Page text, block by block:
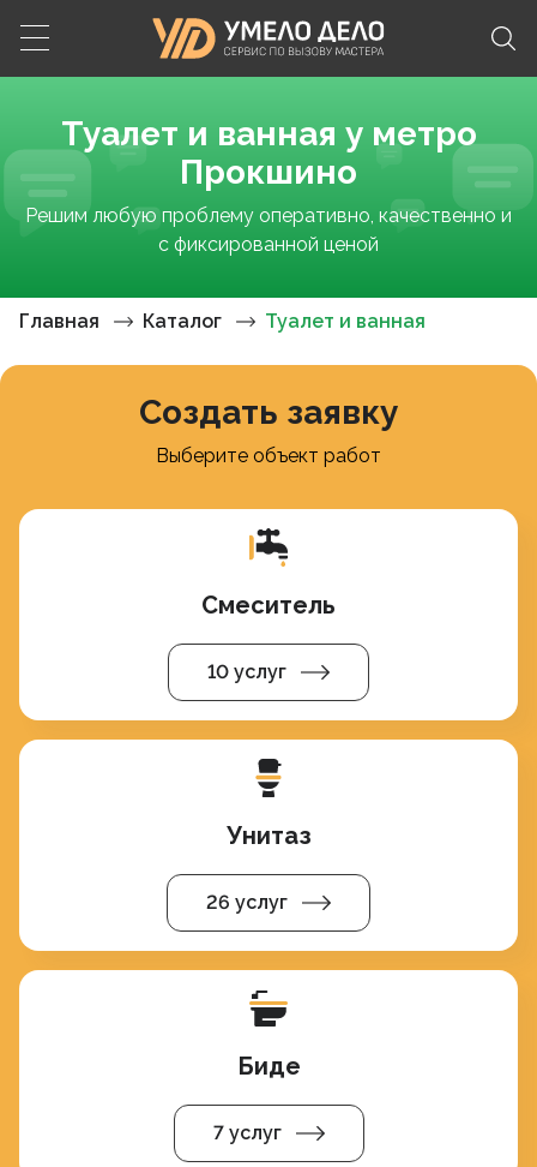
Туалет и ванная у метро
Прокшино
Решим любую проблему оперативно, качественно и
с фиксированной ценой
Главная Каталог Туалет и ванная
Создать заявку
Выберите объект работ
Смеситель
10 услуг
Унитаз
26 услуг
Биде
7 услуг